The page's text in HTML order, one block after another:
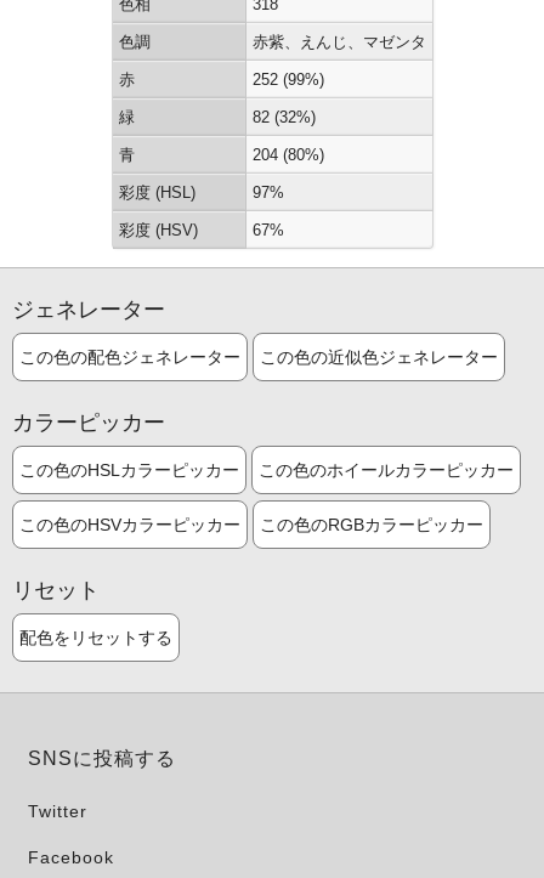
色相 318
色調 赤紫、えんじ、マゼンタ
赤 252 (99%)
緑 82 (32%)
青 204 (80%)
彩度 (HSL) 97%
彩度 (HSV) 67%
ジェネレーター
この色の配色ジェネレーター この色の近似色ジェネレーター
カラーピッカー
この色のHSLカラーピッカー この色のホイールカラーピッカー
この色のHSVカラーピッカー この色のRGBカラーピッカー
リセット
配色をリセットする
SNSに投稿する
Twitter
Facebook